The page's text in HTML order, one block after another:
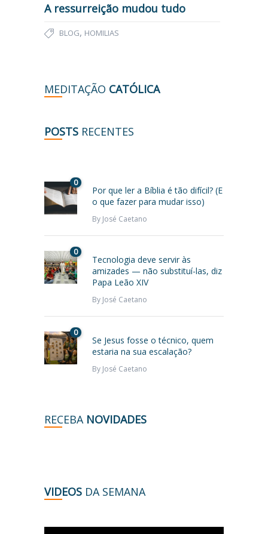
A ressurreição mudou tudo
BLOG, HOMILIAS
MEDITAÇÃO CATÓLICA
POSTS RECENTES
0
Por que ler a Bíblia é tão difícil? (E
o que fazer para mudar isso)
By José Caetano
0
Tecnologia deve servir às
amizades — não substituí-las, diz
Papa Leão XIV
By José Caetano
0
Se Jesus fosse o técnico, quem
estaria na sua escalação?
By José Caetano
RECEBA NOVIDADES
VIDEOS DA SEMANA